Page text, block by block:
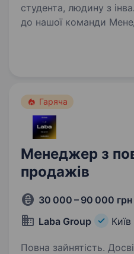
студента, людину з
до нашої команди
у тебе…
Гаряча
Менеджер з
продажів
30 000 – 90 000 грн
Laba Group Київ
Повна зайнятість.